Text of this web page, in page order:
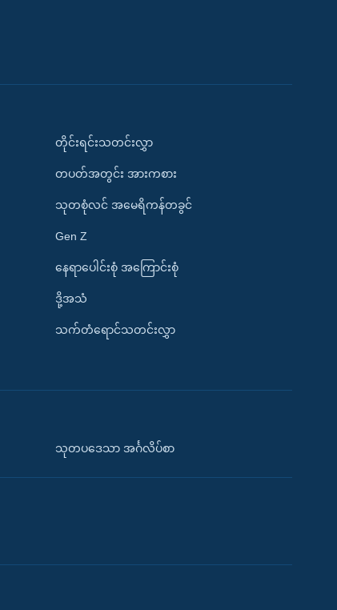
တိုင်းရင်းသတင်းလွှာ
တပတ်အတွင်း အားကစား
သုတစုံလင် အမေရိကန်တခွင်
Gen Z
နေရာပေါင်းစုံ အကြောင်းစုံ
ဒို့အသံ
သက်တံရောင်သတင်းလွှာ
သုတပဒေသာ အင်္ဂလိပ်စာ